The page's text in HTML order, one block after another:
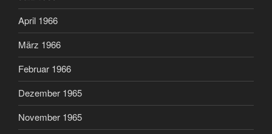
April 1966
März 1966
Februar 1966
Dezember 1965
November 1965